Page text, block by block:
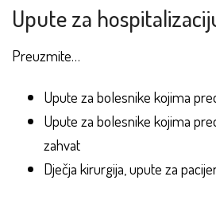
Upute za
Preuzmite…
Upute za bolesnike kojima
Upute za bolesnike kojima
zahvat
Dječja kirurgija, upute za